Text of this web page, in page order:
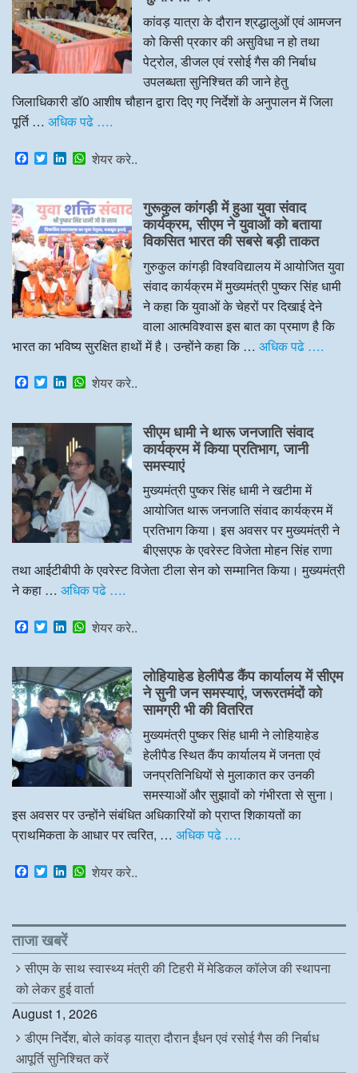
कांवड़ यात्रा के दौरान श्रद्धालुओं एवं आमजन
को किसी प्रकार की असुविधा न हो तथा
पेट्रोल, डीजल एवं रसोई गैस की निर्बाध
उपलब्धता सुनिश्चित की जाने हेतु
जिलाधिकारी डॉ0 आशीष चौहान द्वारा दिए गए निर्देशों के अनुपालन में जिला
पूर्ति … अधिक पढे ….
F
a
e
b
o
o
k
T
w
t
t
e
r
L
k
e
d
I
n
W
t
s
A
p
p
शेयर करे..
गुरूकुल कांगड़ी में हुआ युवा संवाद
कार्यक्रम, सीएम ने युवाओं को बताया
विकसित भारत की सबसे बड़ी ताकत
गुरुकुल कांगड़ी विश्वविद्यालय में आयोजित युवा
संवाद कार्यक्रम में मुख्यमंत्री पुष्कर सिंह धामी
ने कहा कि युवाओं के चेहरों पर दिखाई देने
वाला आत्मविश्वास इस बात का प्रमाण है कि
भारत का भविष्य सुरक्षित हाथों में है। उन्होंने कहा कि … अधिक पढे ….
F
a
e
b
o
o
k
T
w
t
e
r
L
k
e
d
I
n
W
t
A
p
p
शेयर करे..
सीएम धामी ने थारू जनजाति संवाद
कार्यक्रम में किया प्रतिभाग, जानी
समस्याएं
मुख्यमंत्री पुष्कर सिंह धामी ने खटीमा में
आयोजित थारू जनजाति संवाद कार्यक्रम में
प्रतिभाग किया। इस अवसर पर मुख्यमंत्री ने
बीएसएफ के एवरेस्ट विजेता मोहन सिंह राणा
तथा आईटीबीपी के एवरेस्ट विजेता टीला सेन को सम्मानित किया। मुख्यमंत्री
ने कहा … अधिक पढे ….
F
a
e
b
o
o
k
T
w
t
t
e
r
L
k
e
d
I
n
W
t
s
A
p
p
शेयर करे..
लोहियाहेड हेलीपैड कैंप कार्यालय में सीएम
ने सुनी जन समस्याएं, जरूरतमंदों को
सामग्री भी की वितरित
मुख्यमंत्री पुष्कर सिंह धामी ने लोहियाहेड
हेलीपैड स्थित कैंप कार्यालय में जनता एवं
जनप्रतिनिधियों से मुलाकात कर उनकी
समस्याओं और सुझावों को गंभीरता से सुना।
इस अवसर पर उन्होंने संबंधित अधिकारियों को प्राप्त शिकायतों का
प्राथमिकता के आधार पर त्वरित, … अधिक पढे ….
F
a
b
o
o
k
T
w
t
e
r
L
e
d
I
n
W
s
p
शेयर करे..
ताजा खबरें
सीएम के साथ स्वास्थ्य मंत्री की टिहरी में मेडिकल कॉलेज की स्थापना
को लेकर हुई वार्ता
August 1, 2026
डीएम निर्देश, बोले कांवड़ यात्रा दौरान ईंधन एवं रसोई गैस की निर्बाध
आपूर्ति सुनिश्चित करें